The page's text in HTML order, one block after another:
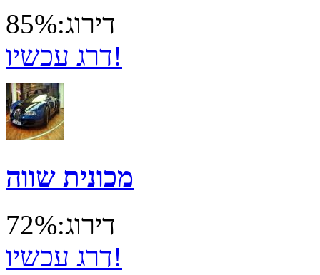
דירוג:85%
דרג עכשיו!
מכונית שווה
דירוג:72%
דרג עכשיו!